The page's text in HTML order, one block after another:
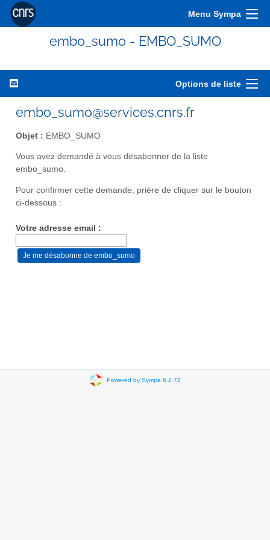
Menu Sympa
embo_sumo - EMBO_SUMO
Options de liste
embo_sumo@services.cnrs.fr
Objet : EMBO_SUMO
Vous avez demandé à vous désabonner de la liste
embo_sumo.
Pour confirmer cette demande, prière de cliquer sur le bouton
ci-dessous :
Votre adresse email :
Powered by Sympa 6.2.72